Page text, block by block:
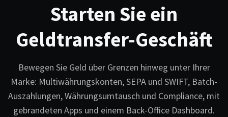
Starten Sie ein
Geldtransfer-Geschäft
Bewegen Sie Geld über Grenzen hinweg unter Ihrer
Marke: Multiwährungskonten, SEPA und SWIFT, Batch-
Auszahlungen, Währungsumtausch und Compliance, mit
gebrandeten Apps und einem Back-Office Dashboard.